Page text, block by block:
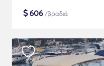
$606 /βραδιά